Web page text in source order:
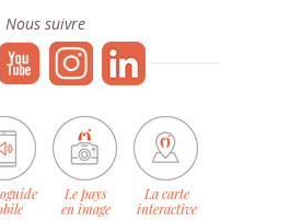
Nous suivre
Le pays
en image
La carte
interactive